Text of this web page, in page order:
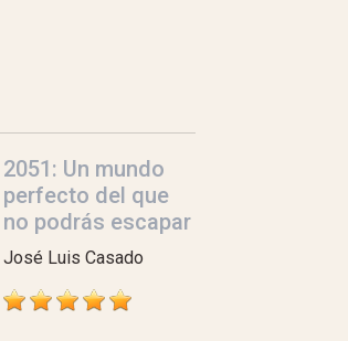
2051: Un mundo
perfecto del que
no podrás escapar
José Luis Casado